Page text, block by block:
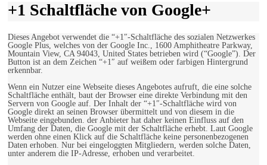
+1 Schaltfläche von Google+
Dieses Angebot verwendet die “+1″-Schaltfläche des sozialen Netzwerkes
Google Plus, welches von der Google Inc., 1600 Amphitheatre Parkway,
Mountain View, CA 94043, United States betrieben wird (“Google”). Der
Button ist an dem Zeichen “+1″ auf weißem oder farbigen Hintergrund
erkennbar.
Wenn ein Nutzer eine Webseite dieses Angebotes aufruft, die eine solche
Schaltfläche enthält, baut der Browser eine direkte Verbindung mit den
Servern von Google auf. Der Inhalt der “+1″-Schaltfläche wird von
Google direkt an seinen Browser übermittelt und von diesem in die
Webseite eingebunden. der Anbieter hat daher keinen Einfluss auf den
Umfang der Daten, die Google mit der Schaltfläche erhebt. Laut Google
werden ohne einen Klick auf die Schaltfläche keine personenbezogenen
Daten erhoben. Nur bei eingeloggten Mitgliedern, werden solche Daten,
unter anderem die IP-Adresse, erhoben und verarbeitet.